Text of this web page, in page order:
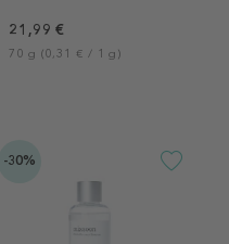
21,99 €
70 g (0,31 € / 1 g)
-30%